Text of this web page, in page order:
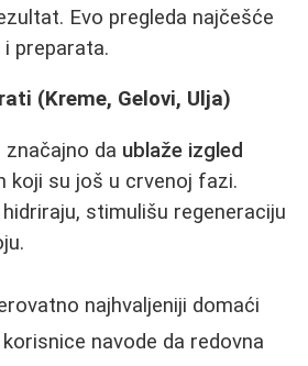
Evo pregleda najčešće
preparata.
(Kreme, Gelovi, Ulja)
da ublaže izgled
koji su još u crvenoj fazi.
stimulišu regeneraciju
najhvaljeniji domaći
navode da redovna